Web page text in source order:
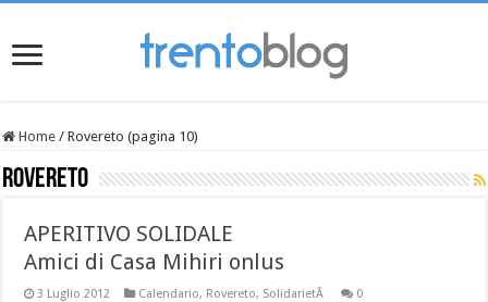
Home / Rovereto (pagina 10)
Rovereto
APERITIVO SOLIDALE
Amici di Casa Mihiri onlus
3 Luglio 2012 Calendario, Rovereto, SolidarietÃ 0